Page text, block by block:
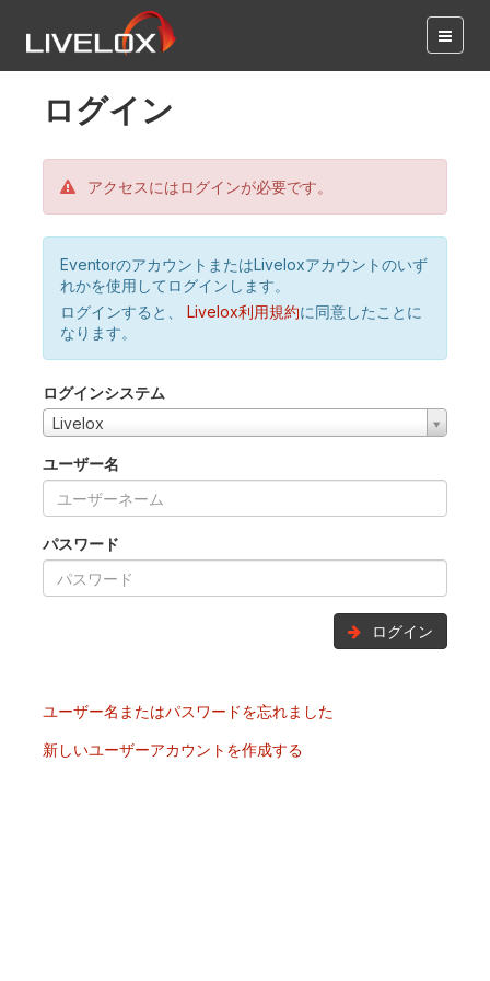
ログイン
アクセスにはログインが必要です。
EventorのアカウントまたはLiveloxアカウントのいず
れかを使用してログインします。
ログインすると、
Livelox利用規約に同意したことに
なります。
ログインシステム
Livelox
ユーザー名
パスワード
ログイン
ユーザー名またはパスワードを忘れました
新しいユーザーアカウントを作成する